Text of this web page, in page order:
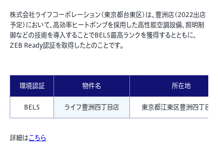
株式会社ライフコーポレーション(東京都台東区)は、豊洲店(2022出店
予定)において、高効率ヒートポンプを採用した高性能空調設備、照明制
御などの技術を導入することでBELS最高ランクを獲得するとともに、
ZEB Ready認証を取得したとのことです。
環境認証 物件名 所在地
BELS ライフ豊洲四丁目店 東京都江東区豊洲四丁目
詳細はこちら